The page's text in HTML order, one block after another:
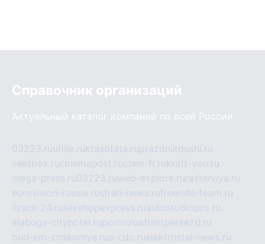
Справочник организаций
Актуальный каталог компаний по всей России
03223.ruufille.rukrasotata.ruprazdnikdushi.ru
veetbox.rucinemapost.ruciam-fr.rukraft-you.ru
mega-press.ru03223.ruweb-explore.ru rastenuya.ru
eurovision-russia.rustrah-news.rufreeride-team.ru
itrack-24.rusexshopexpress.ruautostudiopro.ru
alabuga-cityhotel.rupornv.ruatlantpereezd.ru
bud-em-znakomye.rua-cdc.ruelektrostal-news.ru